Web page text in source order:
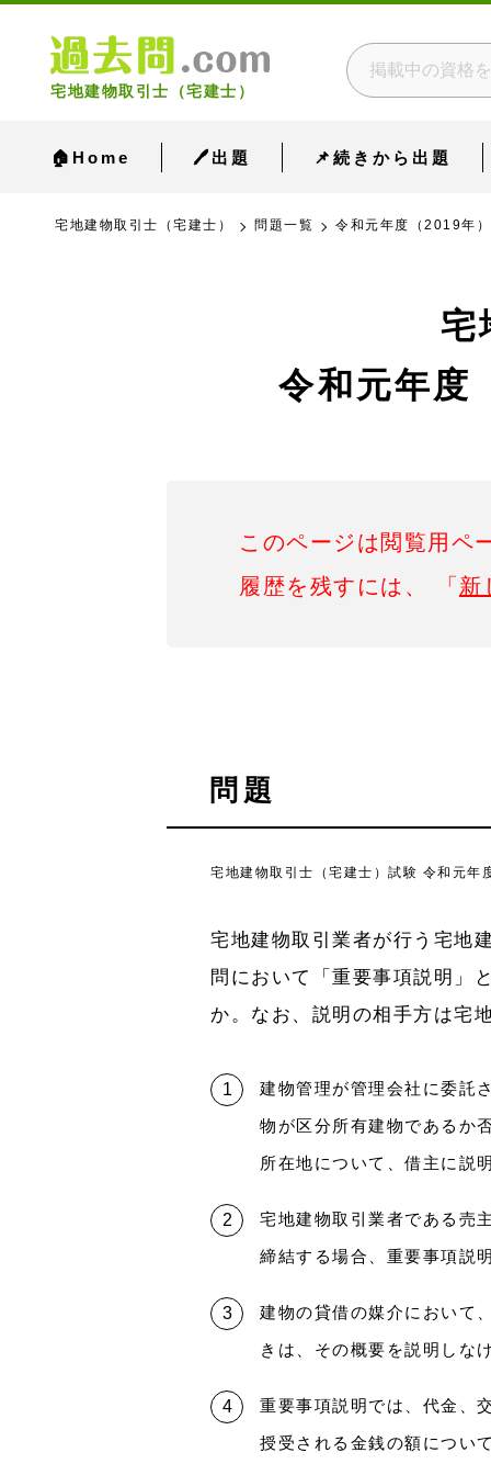
宅地建物取引士（宅建士）
🏠Home 🖊出題 📌続きから出題
宅地建物取引士（宅建士） 問題一覧 令和元年度（2019年）
宅
令和元年度
このページは閲覧用ペ
履歴を残すには、 「 新
問題
宅地建物取引士（宅建士）試験 令和元
宅地建物取引業者が行う宅地
問において「重要事項説明」
か。なお、説明の相手方は宅
建物管理が管理会社に委託
物が区分所有建物であるか
所在地について、借主に説
宅地建物取引業者である売
締結する場合、重要事項説
建物の貸借の媒介において
きは、その概要を説明しな
重要事項説明では、代金、
授受される金銭の額につい